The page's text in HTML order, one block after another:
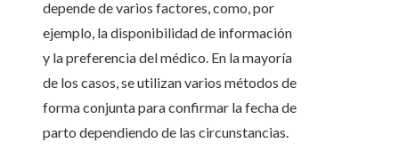
depende de varios factores, como, por
ejemplo, la disponibilidad de información
y la preferencia del médico. En la mayoría
de los casos, se utilizan varios métodos de
forma conjunta para confirmar la fecha de
parto dependiendo de las circunstancias.